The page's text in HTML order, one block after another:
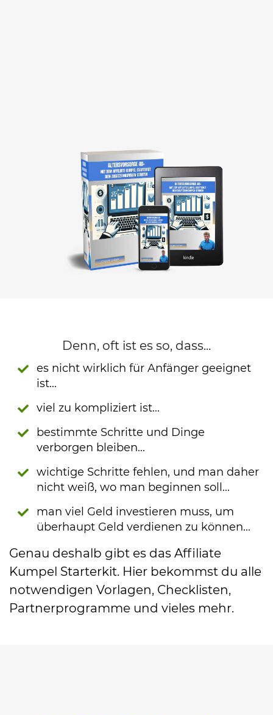
Denn, oft ist es so, dass...
es nicht wirklich für Anfänger geeignet
ist...
viel zu kompliziert ist...
bestimmte Schritte und Dinge
verborgen bleiben...
wichtige Schritte fehlen, und man daher
nicht weiß, wo man beginnen soll...
man viel Geld investieren muss, um
überhaupt Geld verdienen zu können...
Genau deshalb gibt es das Affiliate
Kumpel Starterkit. Hier bekommst du alle
notwendigen Vorlagen, Checklisten,
Partnerprogramme und vieles mehr.